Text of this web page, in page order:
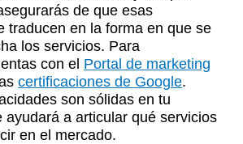
de que esas
traducen en la forma en que se
los servicios. Para
con el Portal de marketing
certificaciones de Google.
son sólidas en tu
ayudará a articular qué servicios
en el mercado.